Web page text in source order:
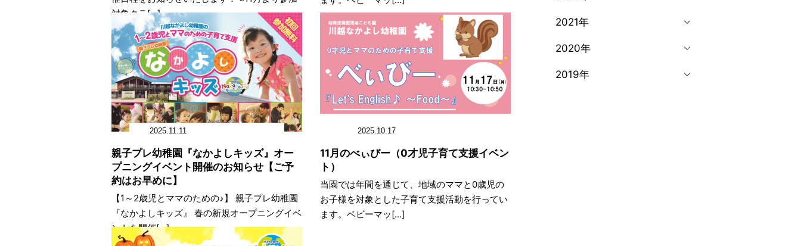
対象クラ[...]
2025.11.11
親子プレ幼稚園『なかよしキッズ』オー
プニングイベント開催のお知らせ【ご予
約はお早めに】
【1～2歳児とママのための♪】 親子プレ幼稚園
『なかよしキッズ』 春の新規オープニングイベ
ントを開催[...]
2025.10.17
11月のべぃびー（0才児子育て支援イベン
ト）
当園では年間を通じて、地域のママと0歳児の
お子様を対象とした子育て支援活動を行ってい
ます。ベビーマッ[...]
2021年
2020年
2019年